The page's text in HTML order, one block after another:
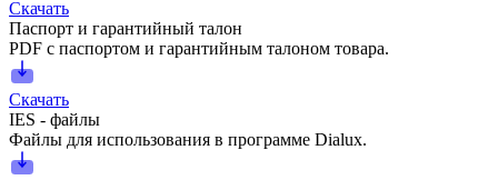
Скачать
Паспорт и гарантийный талон
PDF с паспортом и гарантийным талоном товара.
Скачать
IES - файлы
Файлы для использования в программе Dialux.